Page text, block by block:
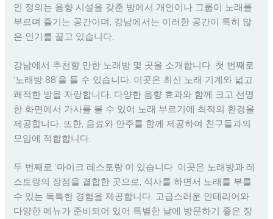
인 정의는 음향 시설을 갖춘 방에서 개인이나 그룹이 노래를
부르며 즐기는 공간이며, 강남에서는 이러한 공간이 특히 많
은 인기를 끌고 있습니다.
강남에서 추천할 만한 노래방 몇 곳을 소개합니다. 첫 번째로
‘노래방 88’을 들 수 있습니다. 이곳은 최신 노래 기계와 넓고
쾌적한 방을 자랑합니다. 다양한 음향 효과와 함께 크고 선명
한 화면에서 가사를 볼 수 있어 노래 부르기에 최적의 환경을
제공합니다. 또한, 음료와 안주를 함께 제공하여 친구들과의
모임에 적합합니다.
두 번째로 ‘마이크 레스토랑’이 있습니다. 이곳은 노래방과 레
스토랑의 장점을 결합한 곳으로, 식사를 하면서 노래를 부를
수 있는 독특한 경험을 제공합니다. 고급스러운 인테리어와
다양한 메뉴가 준비되어 있어 특별한 날에 방문하기 좋은 장